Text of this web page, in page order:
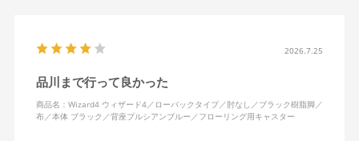
含めれば私より体重の軽い利用者は数多くいると思われるため、
あれば、ロッキング機能としてどのような使用感を想定している
のか疑問に感じています。
2026.7.25
品川まで行って良かった
商品名：Wizard4 ウィザード4／ローバックタイプ／肘なし／ブラック樹脂脚／
布／本体 ブラック／背座プルシアンブルー／フローリング用キャスター